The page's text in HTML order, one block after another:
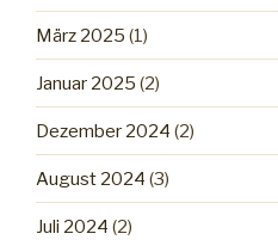
März 2025 (1)
Januar 2025 (2)
Dezember 2024 (2)
August 2024 (3)
Juli 2024 (2)